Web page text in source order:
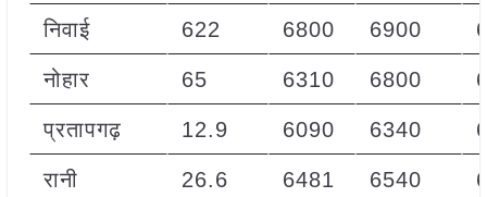
निवाई 622 6800 6900
नोहार 65 6310 6800
प्रतापगढ़ 12.9 6090 6340
रानी 26.6 6481 6540